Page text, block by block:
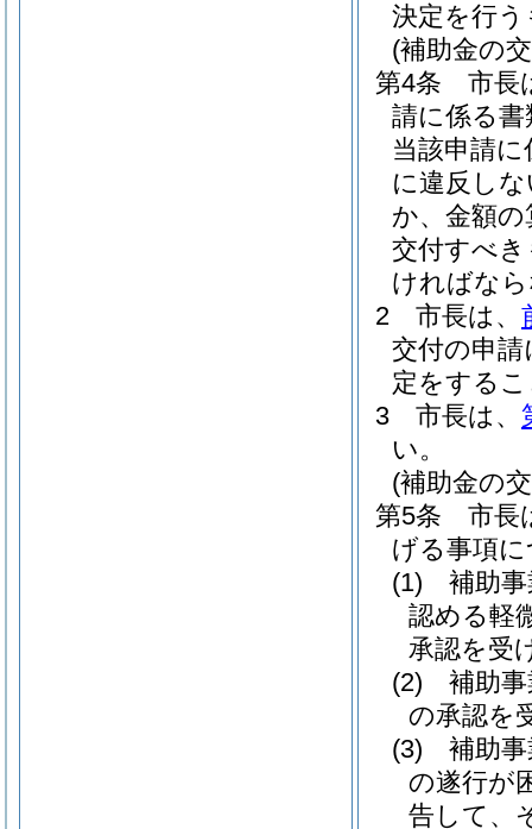
決定を行
(補助金の
第4条
市長
請に係る
当該申請
に違反し
か、金額
交付すべ
ければな
2
市長は、
交付の申
定をする
3
市長は、
い。
(補助金の
第5条
市長
げる事項
(1)
補助
認める軽
承認を受
(2)
補助
の承認を
(3)
補助
の遂行が
告して、